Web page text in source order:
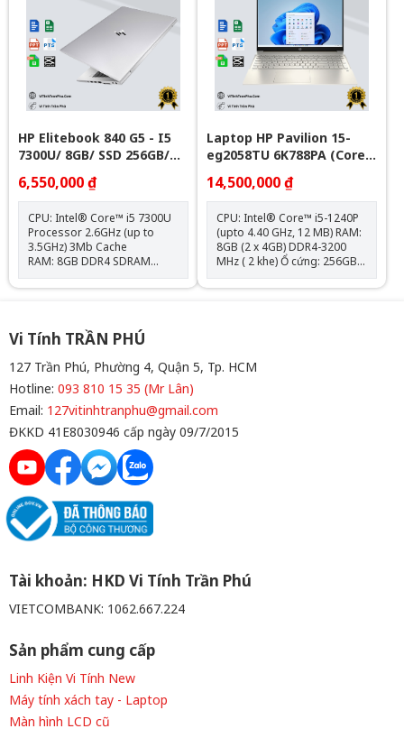
(Bạc) OS Windows 11 Home
SL
HP Elitebook 840 G5 - I5
7300U/ 8GB/ SSD 256GB/
6,550,000 ₫
CPU: Intel® Core™ i5 7300U
Processor 2.6GHz (up to
3.5GHz) 3Mb Cache
RAM: 8GB DDR4 SDRAM
2400MHz Đĩa cứng: 256 M.2
PCIe NVMe Solid State Drive
Webcam slim (1920×1080)
Card đồ họa: Intel® UHD
Graphics 620 Vỏ Kim Loại
Nguyên Khối
Laptop HP Pavilion 15-
eg2058TU 6K788PA (Core
i5-1240P | 8GB | 256GB |
Intel Iris Xe | 15.6 inch
FHD | Windows 11 | Vàng)
14,500,000 ₫
CPU: Intel® Core™ i5-1240P
(upto 4.40 GHz, 12 MB) RAM:
8GB (2 x 4GB) DDR4-3200
MHz ( 2 khe) Ổ cứng: 256GB
PCIe® NVMe™ M.2 SSD VGA:
Intel® Iris® Xe Graphics
Li-ion Cân nặng: 1.74 kg Màu
sắc: Vàng OS: Windows 11
Vi Tính TRẦN PHÚ
127 Trần Phú, Phường 4, Quận 5, Tp. HCM
Hotline: 093 810 15 35 (Mr Lân)
Email: 127vitinhtranphu@gmail.com
ĐKKD 41E8030946 cấp ngày 09/7/2015
Tài khoản: HKD Vi Tính Trần Phú
VIETCOMBANK: 1062.667.224
Sản phẩm cung cấp
Linh Kiện Vi Tính New
Máy tính xách tay - Laptop
Màn hình LCD cũ